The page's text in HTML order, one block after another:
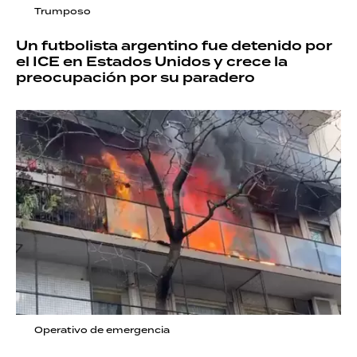
Trumposo
Un futbolista argentino fue detenido por
el ICE en Estados Unidos y crece la
preocupación por su paradero
Operativo de emergencia